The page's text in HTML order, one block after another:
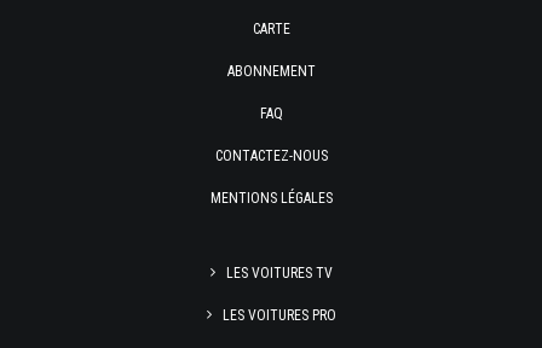
CARTE
ABONNEMENT
FAQ
CONTACTEZ-NOUS
MENTIONS LÉGALES
LES VOITURES TV
LES VOITURES PRO